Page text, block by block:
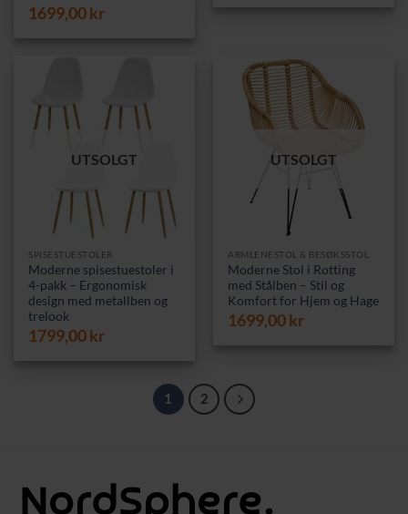
1699,00kr
UTSOLGT
SPISESTUESTOLER
Moderne spisestuestoler i
4-pakk – Ergonomisk
design med metallben og
trelook
1799,00kr
UTSOLGT
ARMLENESTOL & BESØKSSTOL
Moderne Stol i Rotting
med Stålben – Stil og
Komfort for Hjem og Hage
1699,00kr
1 2